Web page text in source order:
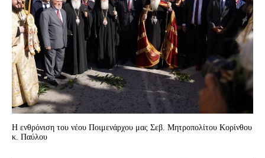
Η ενθρόνιση του νέου Ποιμενάρχου μας Σεβ. Mητροπολίτου Κορίνθου
κ. Παύλου